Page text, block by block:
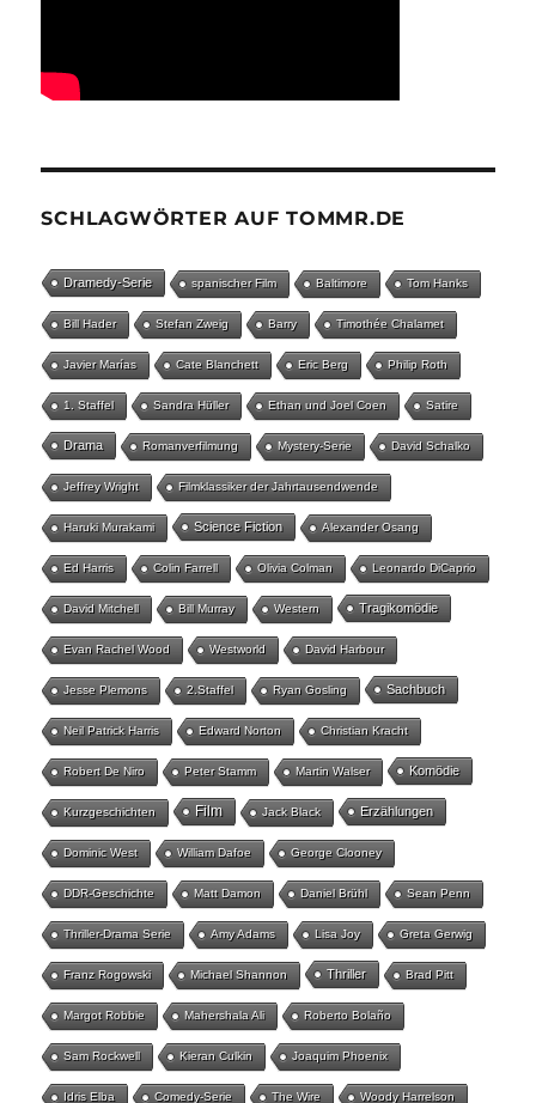
SCHLAGWÖRTER AUF TOMMR.DE
Dramedy-Serie spanischer Film Baltimore Tom Hanks
Bill Hader Stefan Zweig Barry Timothée Chalamet
Javier Marías Cate Blanchett Eric Berg Philip Roth
1. Staffel Sandra Hüller Ethan und Joel Coen Satire
Drama Romanverfilmung Mystery-Serie David Schalko
Jeffrey Wright Filmklassiker der Jahrtausendwende
Haruki Murakami Science Fiction Alexander Osang
Ed Harris Colin Farrell Olivia Colman Leonardo DiCaprio
David Mitchell Bill Murray Western Tragikomödie
Evan Rachel Wood Westworld David Harbour
Jesse Plemons 2.Staffel Ryan Gosling Sachbuch
Neil Patrick Harris Edward Norton Christian Kracht
Robert De Niro Peter Stamm Martin Walser Komödie
Kurzgeschichten Film Jack Black Erzählungen
Dominic West William Dafoe George Clooney
DDR-Geschichte Matt Damon Daniel Brühl Sean Penn
Thriller-Drama Serie Amy Adams Lisa Joy Greta Gerwig
Franz Rogowski Michael Shannon Thriller Brad Pitt
Margot Robbie Mahershala Ali Roberto Bolaño
Sam Rockwell Kieran Culkin Joaquim Phoenix
Idris Elba Comedy-Serie The Wire Woody Harrelson